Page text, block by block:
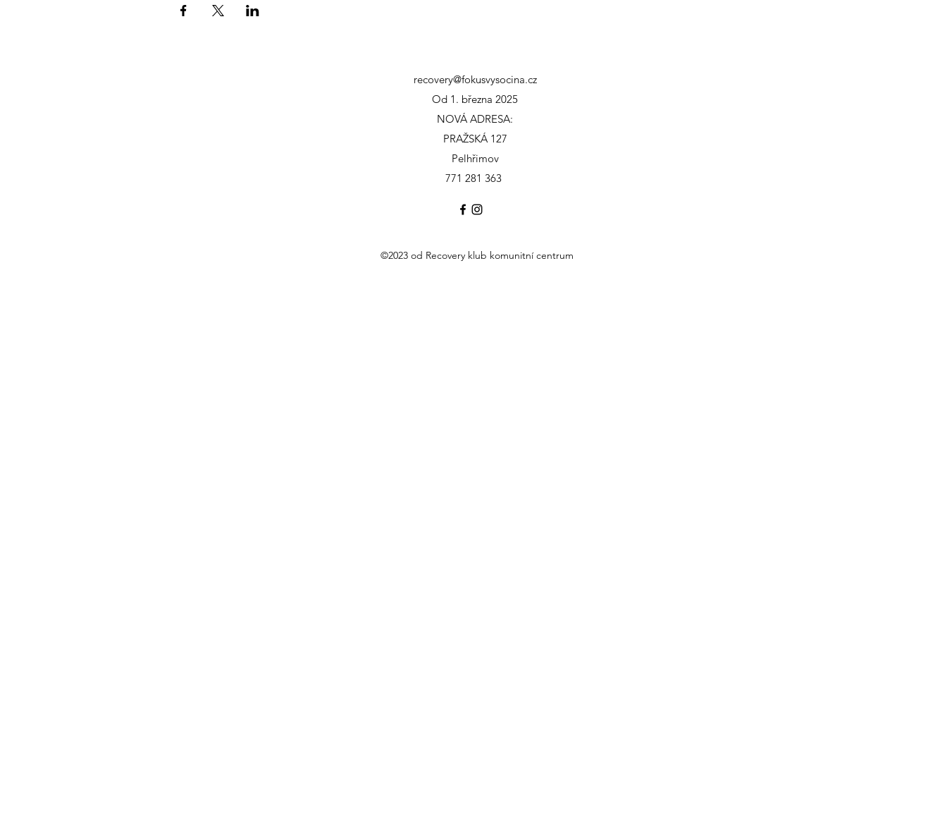
recovery@fokusvysocina.cz
Od 1. března 2025
NOVÁ ADRESA:
PRAŽSKÁ 127
Pelhřimov
771 281 363
©2023 od Recovery klub komunitní centrum